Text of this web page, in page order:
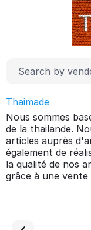
Thaimade
Nous sommes
de la thailande.
articles auprès
également de
la qualité de nos
grâce à une vente